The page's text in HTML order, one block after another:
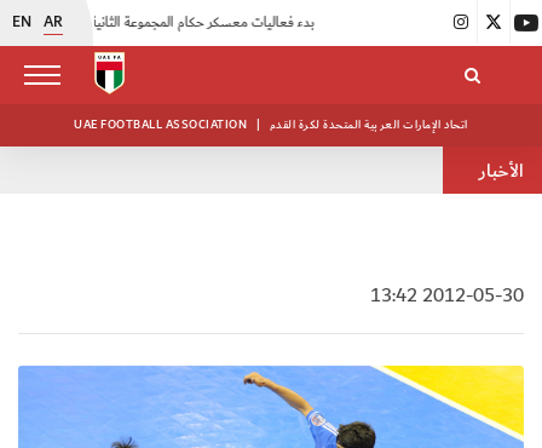
EN AR |
UAE FOOTBALL ASSOCIATION | اتحاد الإمارات العربية المتحدة لكرة القدم
الأخبار
2012-05-30 13:42